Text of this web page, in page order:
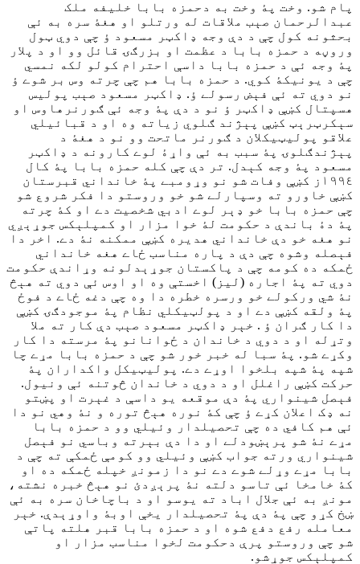
پام شو. وخت پۀ وخت به دحمزه بابا خليفه ملک
عبدالرحمان صېب ملاقات له ورتلو او هغۀ سره به ئې
بحثونه کول چې د دې وجه ډاکټر مسعود ؤ چې دوي ټول
وروڼه د حمزه بابا د عظمت او بزرګۍ قائل وو او د پلار
پۀ وجه ئې د حمزه بابا داسې احترام کولو لکه نمسي
چې د يونيکۀ کوي. د حمزه بابا هم چې چرته وس بر شوے ؤ
نو دوي ته ئې فېض رسولے ؤ. ډاکټر مسعود صېب پوليس
هسپتال کښې ډاکټر ؤ نو د دې پۀ وجه ئې ګورنرهاوس او
سېکرټرېټ کښې پېژند ګلوي زياته وه او د قبائيلي
علاقو پوليټيکلان د ګورنر ماتحت وو نو د هغۀ د
پېژندګلوۍ پۀ سبب به ئې واړۀ لوے کارونه د ډاکټر
مسعود پۀ وجه کېدل. تر دې چې کله حمزه بابا پۀ کال
١٩٩٤ز کښې وفات شو نو وړومبے پۀ خانداني قبرستان
کښې خاورو ته وسپارلے شو خو وروستو دا فکر شروع شو
چې حمزه بابا خو ډېر لوے ادبي شخصيت دے او کۀ چرته
پۀ دۀ باندې د حکومت لۀ خوا مزار او کمپلېکس جوړېږي
نو هغه خو دې خانداني هديره کښې ممکنه نۀ دے. اخر دا
فېصله وشوه چې دې د پاره مناسب ځاے هغه خانداني
ځمکه ده کومه چې د پاکستان جوړېدلونه وړاندې حکومت
دوي ته پۀ اجاره (ليز) اخستې وه او اوس ئې دوي ته هېڅ
نۀ شي ورکولے خو ورسره خطره دا وه چې دغه ځاے د فوځ
پۀ ولقه کښې دے او د پولټيکلي نظام پۀ موجودګۍ کښې
دا کار ګران ؤ . خېر ډاکټر مسعود صېب دې کار ته ملا
وتړله او د دوي د خاندان د ځوانانو پۀ مرسته دا کار
وکړے شو. پۀ سبا له خبر خور شو چې د حمزه بابا مړے چا
شپه پۀ شپه بلخوا اوړے دے. پوليټيکل واکداران پۀ
حرکت کښې راغلل او د دوي د خاندان څوتنه ئې ونيول.
فېصل شينواري پۀ دې موقعه يو داسې د غېرت او پښتو
نه ډک اعلان کړے ؤ چې کۀ نوره هېڅ توره و نۀ وهي نو دا
ئې هم کافي ده چې تحصيلدار وئيلي وو د حمزه بابا
مړے نۀ شو پرېښودلے او دا دې بېرته وباسي نو فېصل
شينواري ورته جواب کښې وئيلي وو کومې ځمکې ته چې د
بابا مړے وړلے شوے دے نو دا زمونږ خپله ځمکه ده او
کۀ خامخا ئې تاسو دلته نۀ پرېږدئ نو هېڅ خبره نشته،
مونږ به ئې جلال اباد ته يوسو او د باچاخان سره به ئې
ښخ کړو چې پۀ دې پۀ تحصيلدار يخې اوبۀ واوړېدې. خېر
معامله رفع دفع شوه او د حمزه بابا قبر هلته پاتې
شو چې وروستو پرې دحکومت لخوا مناسب مزار او
کمپلېکس جوړشو.